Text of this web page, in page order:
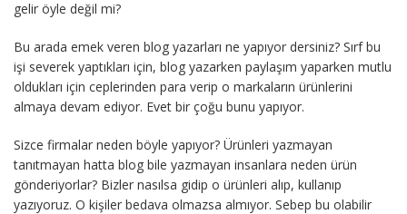
gelir öyle değil mi?
Bu arada emek veren blog yazarları ne yapıyor dersiniz? Sırf bu
işi severek yaptıkları için, blog yazarken paylaşım yaparken mutlu
oldukları için ceplerinden para verip o markaların ürünlerini
almaya devam ediyor. Evet bir çoğu bunu yapıyor.
Sizce firmalar neden böyle yapıyor? Ürünleri yazmayan
tanıtmayan hatta blog bile yazmayan insanlara neden ürün
gönderiyorlar? Bizler nasılsa gidip o ürünleri alıp, kullanıp
yazıyoruz. O kişiler bedava olmazsa almıyor. Sebep bu olabilir